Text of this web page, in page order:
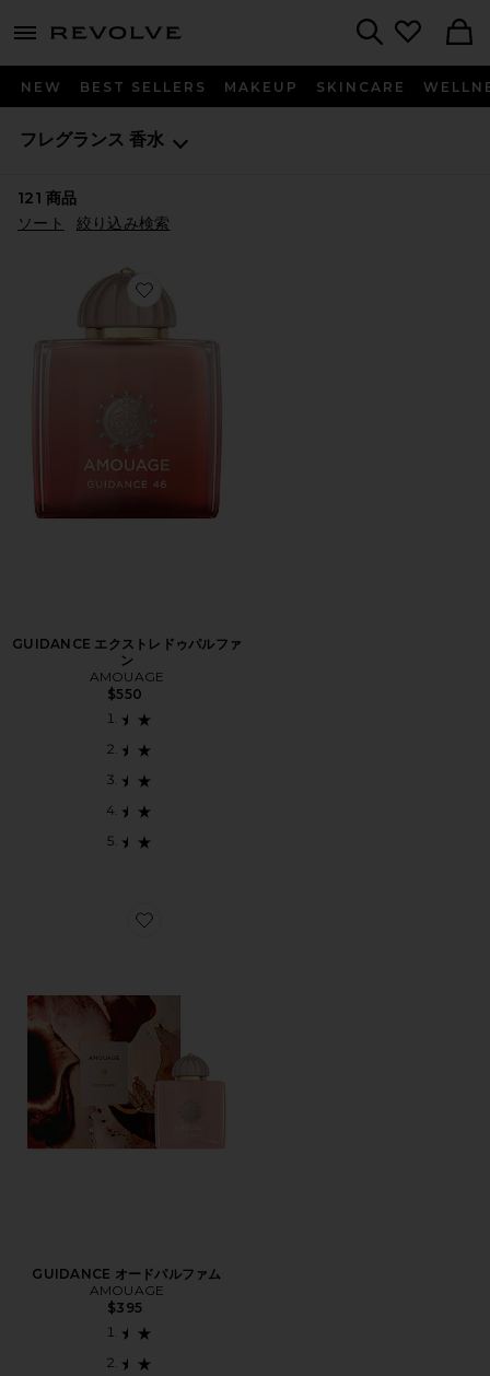
menu - shows more content
NEW BEST SELLERS MAKEUP SKINCARE
フレグランス 香水
121 商品
ソート
絞り込み検索
Favorite GUIDANCE エクストレドゥパルファン
GUIDANCE エクストレドゥパルファ
ン
AMOUAGE
$550
Favorite GUIDANCE オードパルファム
GUIDANCE オードパルファム
AMOUAGE
$395